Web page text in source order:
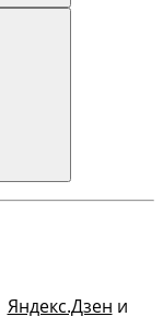
Яндекс.Дзен и